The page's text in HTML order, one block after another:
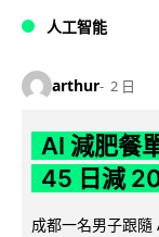
人工智能
arthur 2 日
AI 減肥餐
45 日減
成都一名男子跟